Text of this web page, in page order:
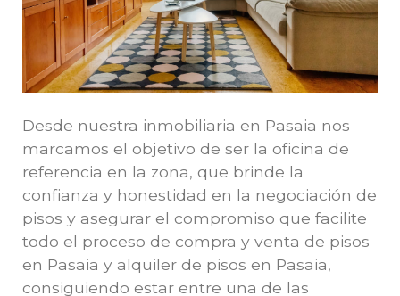
Desde nuestra inmobiliaria en Pasaia nos
marcamos el objetivo de ser la oficina de
referencia en la zona, que brinde la
confianza y honestidad en la negociación de
pisos y asegurar el compromiso que facilite
todo el proceso de compra y venta de pisos
en Pasaia y alquiler de pisos en Pasaia,
consiguiendo estar entre una de las